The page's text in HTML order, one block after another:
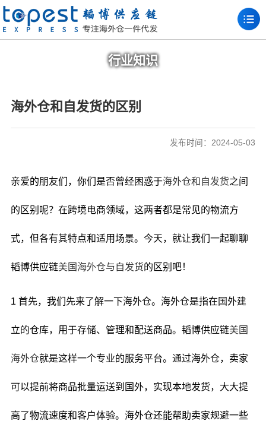
行业知识
海外仓和自发货的区别
发布时间：2024-05-03
亲爱的朋友们，你们是否曾经困惑于海外仓和自发货之间
的区别呢？在跨境电商领域，这两者都是常见的物流方
式，但各有其特点和适用场景。今天，就让我们一起聊聊
韬博供应链美国海外仓与自发货的区别吧！
1 首先，我们先来了解一下海外仓。海外仓是指在国外建
立的仓库，用于存储、管理和配送商品。韬博供应链美国
海外仓就是这样一个专业的服务平台。通过海外仓，卖家
可以提前将商品批量运送到国外，实现本地发货，大大提
高了物流速度和客户体验。海外仓还能帮助卖家规避一些